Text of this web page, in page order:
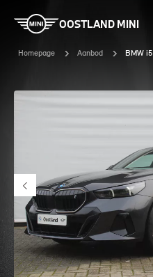
OOSTLAND MINI
Homepage Aanbod BMW i5